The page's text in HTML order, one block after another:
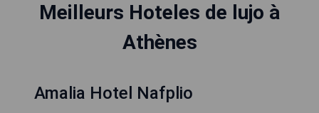
Meilleurs Hoteles de lujo à
Athènes
Amalia Hotel Nafplio